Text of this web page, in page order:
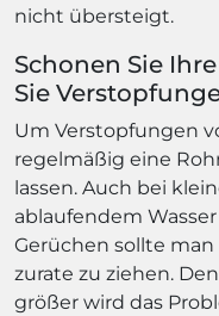
nicht übersteigt.
Schonen Sie
Sie
Um Verstopfungen
regelmäßig eine
lassen. Auch bei
ablaufendem
Gerüchen sollte
zurate zu ziehen.
größer wird das